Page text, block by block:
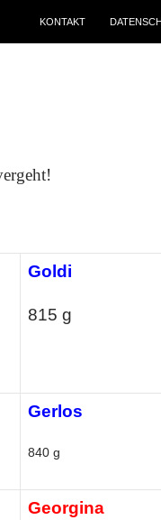
KONTAKT
Goldi
815 g
Gerlos
840 g
Georgina